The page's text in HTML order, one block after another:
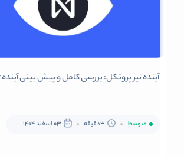
آینده نیر پروتکل: بررسی کامل و پیش بینی آینده near تا 2030
متوسط 3دقیقه 03 اسفند 1404